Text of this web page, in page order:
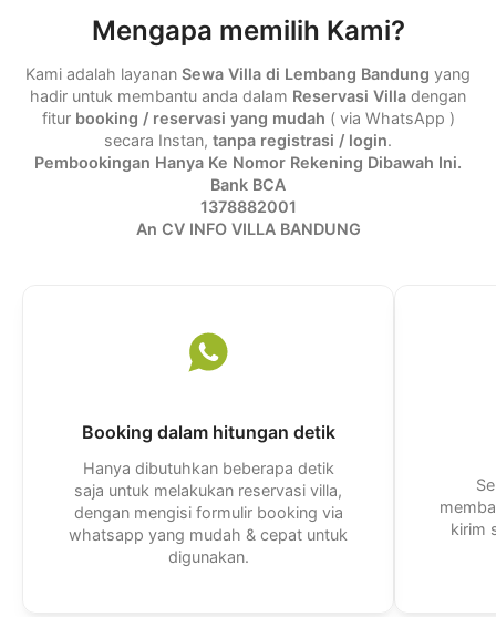
Mengapa memilih Kami?
Kami adalah layanan Sewa Villa di Lembang Bandung yang
hadir untuk membantu anda dalam Reservasi Villa dengan
fitur booking / reservasi yang mudah ( via WhatsApp )
secara Instan, tanpa registrasi / login.
Pembookingan Hanya Ke Nomor Rekening Dibawah Ini.
Bank BCA
1378882001
An CV INFO VILLA BANDUNG
Booking dalam hitungan detik
Hanya dibutuhkan beberapa detik
saja untuk melakukan reservasi villa,
dengan mengisi formulir booking via
whatsapp yang mudah & cepat untuk
digunakan.
kirim